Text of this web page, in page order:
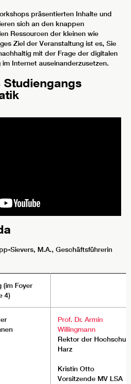
präsentierten Inhalte und
sich an den knappen
Ressourcen der kleinen wie
Ziel der Veranstaltung ist es, Sie
mit der Frage der digitalen
Internet auseinanderzusetzen.
Sievers, M.A., Geschäftsführerin
(im Foyer
4)
Prof. Dr. Armin
Willingmann
Rektor der Hochschule
Harz
Kristin Otto
Vorsitzende MV LSA